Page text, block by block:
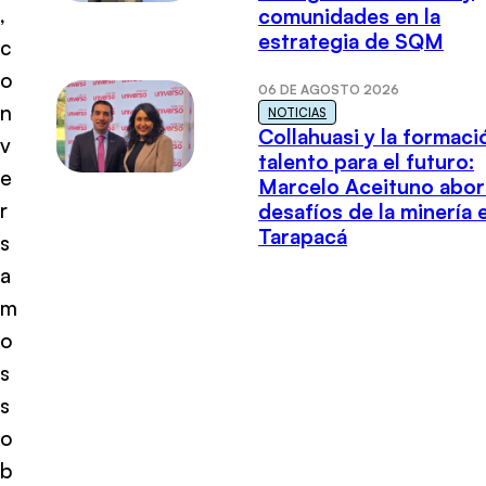
,
c
o
n
v
e
r
s
a
m
o
s
s
o
b
comunidades en la
estrategia de SQM
06 DE AGOSTO 2026
NOTICIAS
Collahuasi y la
talento para el futuro:
Marcelo Aceituno
desafíos de la minería
Tarapacá